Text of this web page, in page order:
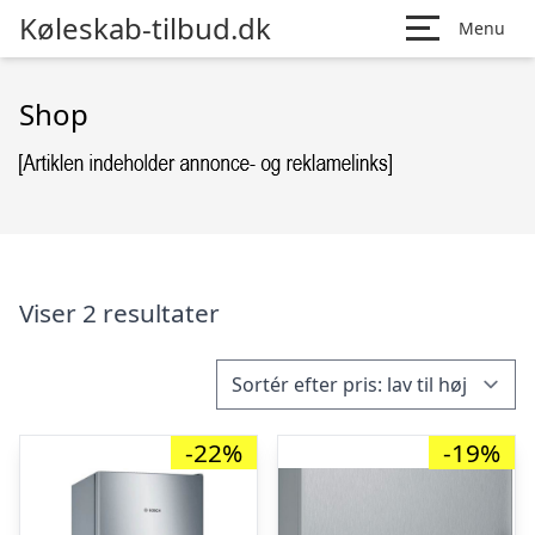
Køleskab-tilbud.dk Menu
Shop
Viser 2 resultater
-22% -19%